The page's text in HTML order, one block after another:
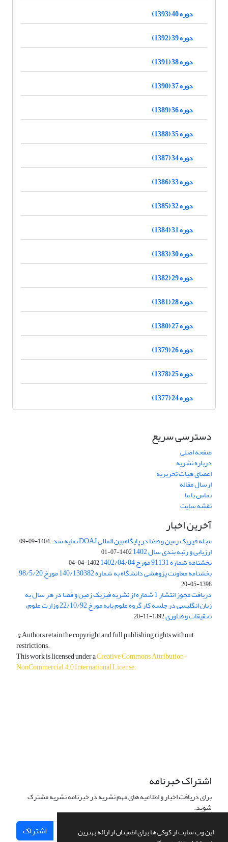
این وب سایت از کوکی ها برای اطمینان از ارائه بهترین
دوره 40 (1393)
دوره 39 (1392)
دوره 38 (1391)
دوره 37 (1390)
دوره 36 (1389)
دوره 35 (1388)
دوره 34 (1387)
دوره 33 (1386)
دوره 32 (1385)
دوره 31 (1384)
دوره 30 (1383)
دوره 29 (1382)
دوره 28 (1381)
دوره 27 (1380)
دوره 26 (1379)
دوره 25 (1378)
دوره 24 (1377)
دسترسی سریع
صفحه اصلی
درباره نشریه
اعضای هیات تحریریه
ارسال مقاله
تماس با ما
نقشه سایت
آخرین اخبار
مجله فیزیک زمین و فضا در پایگاه بین المللی DOAJ نمایه شد. 1404-09-09
ارزیابی و رتبه بندی سال 1402 1402-07-01
بخشنامه شماره 91131 مورخ 1402/04/04 1402-04-04
بخشنامه معاونت پژوهشی دانشگاه به شماره 140/130382 مورخ 98/5/20
1398-05-20
دریافت مجوز انتشار 1 شماره از نشریه فیزیک زمین و فضا در هر سال به
زبان انگلیسی در جلسه کار گروه علوم پایه مورخ 22/10/92 وزارت علوم،
تحقیقات و فناوری1392-11-20
© Authors retain the copyright and full publishing rights without
restrictions.
This work is licensed under aCreative Commons Attribution-
NonCommercial 4.0 International License.
اشتراک خبرنامه
برای دریافت اخبار و اطلاعیه های مهم نشریه در خبرنامه نشریه مشترک
شوید.
اشتراک